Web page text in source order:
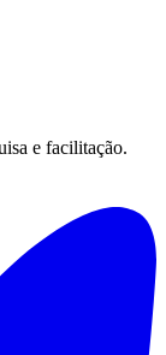
e facilitação.